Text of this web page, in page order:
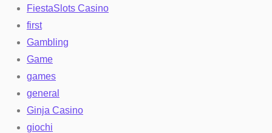
FiestaSlots Casino
first
Gambling
Game
games
general
Ginja Casino
giochi